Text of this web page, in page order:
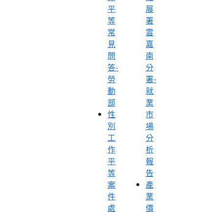
平
等
常
見
問
答-
勞
動
部
性
別
工
作
平
等
案
件
處
展
署
雲
嘉
南
分
署-
就
業
市
場
分
析
報
告
產
業
價